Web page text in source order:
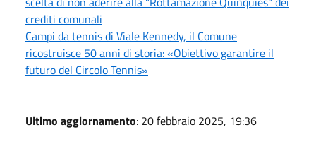
crediti comunali
Campi da tennis di Viale Kennedy, il Comune
ricostruisce 50 anni di storia: «Obiettivo garantire il
futuro del Circolo Tennis»
Ultimo aggiornamento: 20 febbraio 2025, 19:36